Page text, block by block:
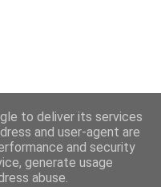
to deliver its services
and user-agent are
and security
generate usage
abuse.